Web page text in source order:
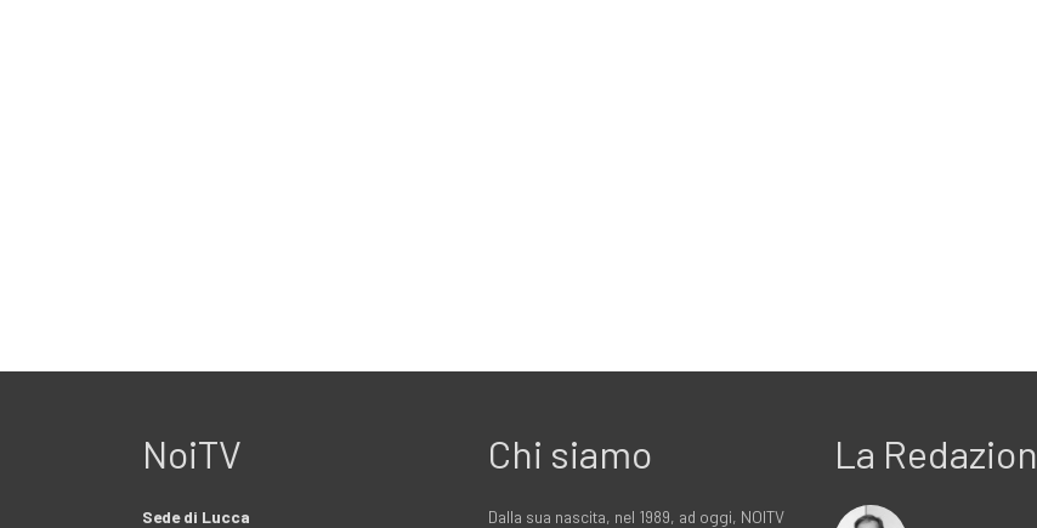
NoiTV
Sede di Lucca
Chi siamo
Dalla sua nascita, nel 1989, ad oggi, NOITV
La